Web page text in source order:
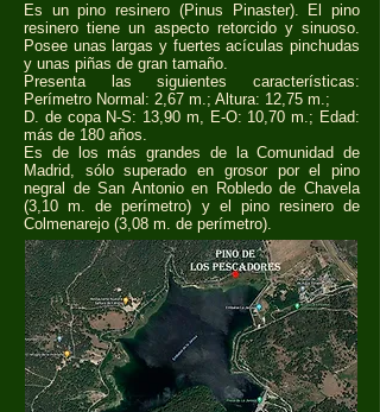
Es un pino resinero (Pinus Pinaster). El pino
resinero tiene un aspecto retorcido y sinuoso.
Posee unas largas y fuertes acículas pinchudas
y unas piñas de gran tamaño.
Presenta las siguientes características:
Perímetro Normal: 2,67 m.; Altura: 12,75 m.;
D. de copa N-S: 13,90 m, E-O: 10,70 m.; Edad:
más de 180 años.
Es de los más grandes de la Comunidad de
Madrid, sólo superado en grosor por el pino
negral de San Antonio en Robledo de Chavela
(3,10 m. de perímetro) y el pino resinero de
Colmenarejo (3,08 m. de perímetro).